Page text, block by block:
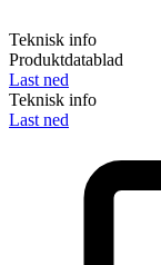
Teknisk info
Produktdatablad
Last ned
Teknisk info
Last ned